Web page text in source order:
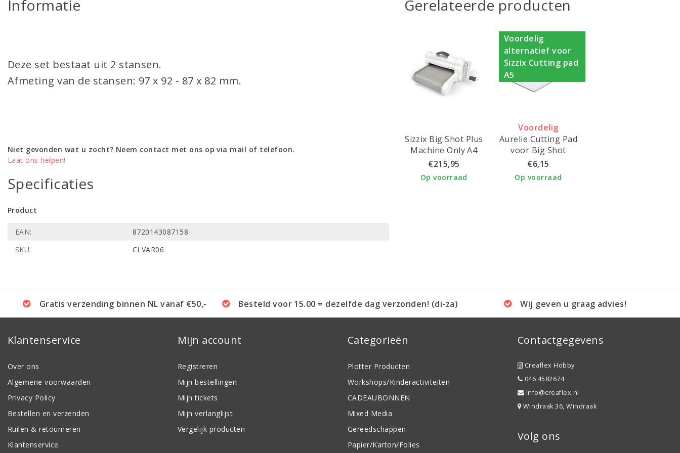
Informatie
Deze set bestaat uit 2 stansen.
Afmeting van de stansen: 97 x 92 - 87 x 82 mm.
Niet gevonden wat u zocht? Neem contact met ons op via mail of telefoon.
Laat ons helpen!
Specificaties
Product
EAN:
8720143087158
SKU:
CLVAR06
Gerelateerde producten
Sizzix Big Shot Plus
Machine Only A4
€215,95
Op voorraad
Voordelig
alternatief voor
Sizzix Cutting pad
A5
Voordelig
alternatief voor
Sizzix Cutting pad
A5
Aurelie Cutting Pad
voor Big Shot
22,5x15 cm 1 st.
€6,15
Op voorraad
Gratis verzending binnen NL vanaf €50,- Besteld voor 15.00 = dezelfde dag verzonden! (di-za) Wij geven u graag advies!
Klantenservice
Over ons
Algemene voorwaarden
Privacy Policy
Bestellen en verzenden
Ruilen & retourneren
Klantenservice
Mijn account
Registreren
Mijn bestellingen
Mijn tickets
Mijn verlanglijst
Vergelijk producten
Categorieën
Plotter Producten
Workshops/Kinderactiviteiten
CADEAUBONNEN
Mixed Media
Gereedschappen
Papier/Karton/Folies
Contactgegevens
Creaflex Hobby
046 4582674
Info@creaflex.nl
Windraak 36, Windraak
Volg ons